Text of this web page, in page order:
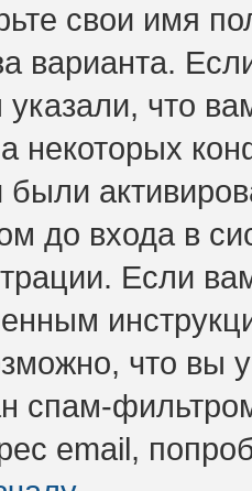
свои имя
варианта.
указали, что
некоторых
были
до входа в
Если
что вы
спам-
email,